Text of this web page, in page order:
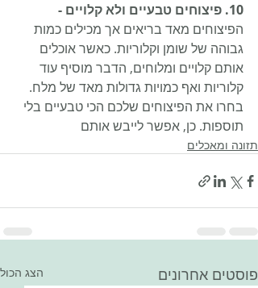
10. פיצוחים טבעיים ולא קלויים -
הפיצוחים מאד בריאים אך מכילים כמות
גבוהה של שומן וקלוריות. כאשר אוכלים
אותם קלויים ומלוחים, הדבר מוסיף עוד
קלוריות ואף כמויות גדולות מאד של מלח.
בחרו את הפיצוחים שלכם הכי טבעיים בלי
תוספות. כן, אפשר לייבש אותם
תזונה ומאכלים
פוסטים אחרונים הצג הכול